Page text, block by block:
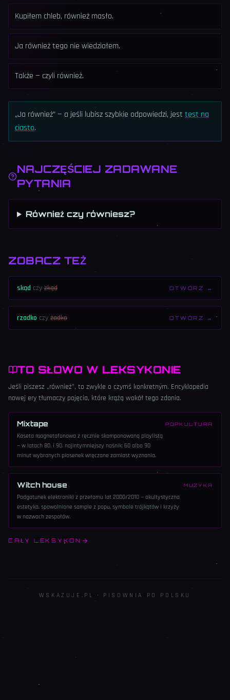
Kupiłem chleb, również masło.
Ja również tego nie wiedziałem.
Także — czyli również.
„Ja również” — a jeśli lubisz szybkie odpowiedzi, jest test na
ciasto.
NAJCZĘŚCIEJ ZADAWANE
PYTANIA
Również czy równiesz?
ZOBACZ TEŻ
skąd czy zkąd OTWÓRZ →
rzadko czy żadko OTWÓRZ →
TO SŁOWO W LEKSYKONIE
Jeśli piszesz „również”, to zwykle o czymś konkretnym. Encyklopedia
nowej ery tłumaczy pojęcia, które krążą wokół tego zdania.
Mixtape
Kaseta magnetofonowa z ręcznie skomponowaną playlistą
— w latach 80. i 90. najintymniejszy nośnik: 60 albo 90
minut wybranych piosenek wręczane zamiast wyznania.
POPKULTURA
Witch house
Podgatunek elektroniki z przełomu lat 2000/2010 — okultystyczna
estetyka, spowolnione sample z popu, symbole trójkątów i krzyży
w nazwach zespołów.
MUZYKA
CAŁY LEKSYKON
WSKAZUJE.PL · PISOWNIA PO POLSKU